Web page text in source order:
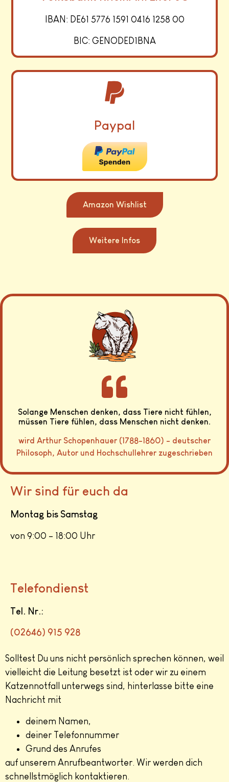
IBAN: DE61 5776 1591 0416 1258 00
BIC: GENODED1BNA
Paypal
Amazon Wishlist
Weitere Infos
Solange Menschen denken, dass Tiere nicht fühlen,
müssen Tiere fühlen, dass Menschen nicht denken.
wird Arthur Schopenhauer (1788-1860) - deutscher
Philosoph, Autor und Hochschullehrer zugeschrieben
Wir sind für euch da
Montag bis Samstag
von 9:00 – 18:00 Uhr
Telefondienst
Tel. Nr.:
(02646) 915 928
Solltest Du uns nicht persönlich sprechen können, weil
vielleicht die Leitung besetzt ist oder wir zu einem
Katzennotfall unterwegs sind, hinterlasse bitte eine
Nachricht mit
deinem Namen,
deiner Telefonnummer
Grund des Anrufes
auf unserem Anrufbeantworter. Wir werden dich
schnellstmöglich kontaktieren.